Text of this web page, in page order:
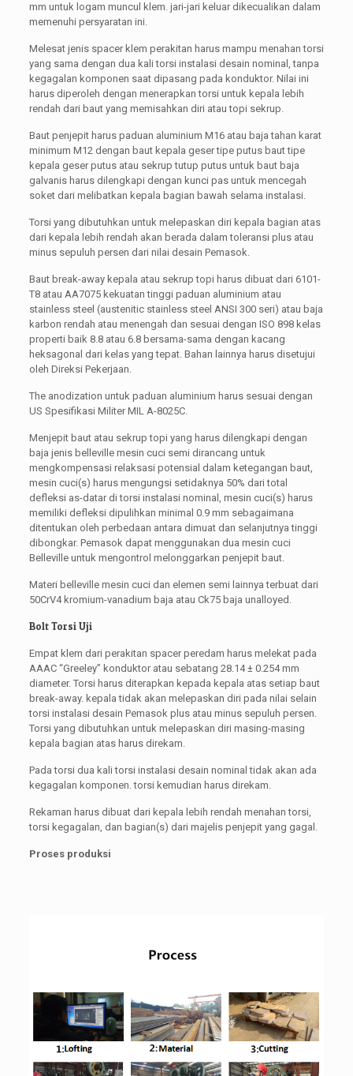
mm untuk logam muncul klem. jari-jari keluar dikecualikan dalam
memenuhi persyaratan ini.
Melesat jenis spacer klem perakitan harus mampu menahan torsi
yang sama dengan dua kali torsi instalasi desain nominal, tanpa
kegagalan komponen saat dipasang pada konduktor. Nilai ini
harus diperoleh dengan menerapkan torsi untuk kepala lebih
rendah dari baut yang memisahkan diri atau topi sekrup.
Baut penjepit harus paduan aluminium M16 atau baja tahan karat
minimum M12 dengan baut kepala geser tipe putus baut tipe
kepala geser putus atau sekrup tutup putus untuk baut baja
galvanis harus dilengkapi dengan kunci pas untuk mencegah
soket dari melibatkan kepala bagian bawah selama instalasi.
Torsi yang dibutuhkan untuk melepaskan diri kepala bagian atas
dari kepala lebih rendah akan berada dalam toleransi plus atau
minus sepuluh persen dari nilai desain Pemasok.
Baut break-away kepala atau sekrup topi harus dibuat dari 6101-
T8 atau AA7075 kekuatan tinggi paduan aluminium atau
stainless steel (austenitic stainless steel ANSI 300 seri) atau baja
karbon rendah atau menengah dan sesuai dengan ISO 898 kelas
properti baik 8.8 atau 6.8 bersama-sama dengan kacang
heksagonal dari kelas yang tepat. Bahan lainnya harus disetujui
oleh Direksi Pekerjaan.
The anodization untuk paduan aluminium harus sesuai dengan
US Spesifikasi Militer MIL A-8025C.
Menjepit baut atau sekrup topi yang harus dilengkapi dengan
baja jenis belleville mesin cuci semi dirancang untuk
mengkompensasi relaksasi potensial dalam ketegangan baut,
mesin cuci(s) harus mengungsi setidaknya 50% dari total
defleksi as-datar di torsi instalasi nominal, mesin cuci(s) harus
memiliki defleksi dipulihkan minimal 0.9 mm sebagaimana
ditentukan oleh perbedaan antara dimuat dan selanjutnya tinggi
dibongkar. Pemasok dapat menggunakan dua mesin cuci
Belleville untuk mengontrol melonggarkan penjepit baut.
Materi belleville mesin cuci dan elemen semi lainnya terbuat dari
50CrV4 kromium-vanadium baja atau Ck75 baja unalloyed.
Bolt Torsi Uji
Empat klem dari perakitan spacer peredam harus melekat pada
AAAC “Greeley” konduktor atau sebatang 28.14 ± 0.254 mm
diameter. Torsi harus diterapkan kepada kepala atas setiap baut
break-away. kepala tidak akan melepaskan diri pada nilai selain
torsi instalasi desain Pemasok plus atau minus sepuluh persen.
Torsi yang dibutuhkan untuk melepaskan diri masing-masing
kepala bagian atas harus direkam.
Pada torsi dua kali torsi instalasi desain nominal tidak akan ada
kegagalan komponen. torsi kemudian harus direkam.
Rekaman harus dibuat dari kepala lebih rendah menahan torsi,
torsi kegagalan, dan bagian(s) dari majelis penjepit yang gagal.
Proses produksi